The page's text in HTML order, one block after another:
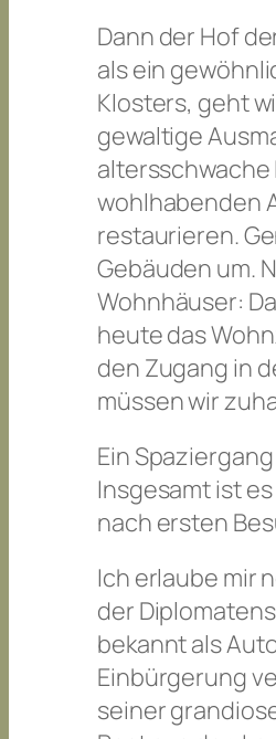
Dann der Hof
als ein
Klosters, geht
gewaltige
altersschwache
wohlhabenden
restaurieren.
Gebäuden um.
Wohnhäuser:
heute das
den Zugang in
müssen wir
Ein
Insgesamt ist
nach ersten
Ich erlaube mir
der
bekannt als
Einbürgerung
seiner